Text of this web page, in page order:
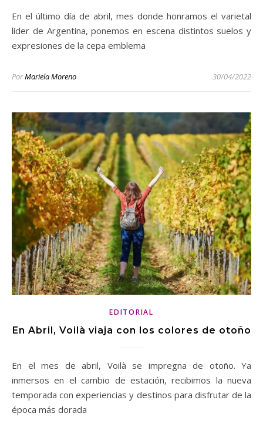
En el último día de abril, mes donde honramos el varietal
líder de Argentina, ponemos en escena distintos suelos y
expresiones de la cepa emblema
PorMariela Moreno 30/04/2022
EDITORIAL
En Abril, Voilà viaja con los colores de otoño
En el mes de abril, Voilà se impregna de otoño. Ya
inmersos en el cambio de estación, recibimos la nueva
temporada con experiencias y destinos para disfrutar de la
época más dorada